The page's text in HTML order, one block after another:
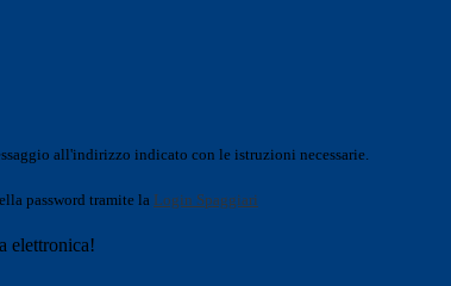
all'indirizzo indicato con le istruzioni necessarie.
password tramite la Login Spaggiari
elettronica!